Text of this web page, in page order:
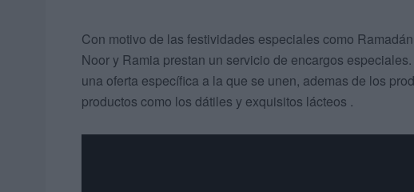
Con motivo de las festividades especiales como
Noor y Ramia prestan un servicio de encargos
una oferta específica a la que se unen, ademas de los
productos como los dátiles y exquisitos lácteos .